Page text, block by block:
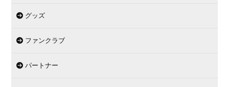
グッズ
ファンクラブ
パートナー